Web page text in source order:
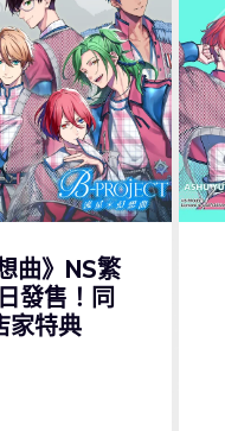
曲》NS繁
發售！同
家特典